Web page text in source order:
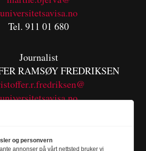
universitetsavisa.no
Tel. 911 01 680
Journalist
RAMSØY FREDRIKSEN
universitetsavisa.no
og personvern
annonser på vårt nettsted bruker vi